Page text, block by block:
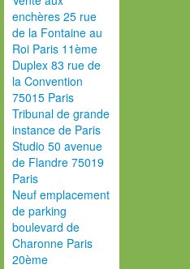
enchères 25 rue
de la Fontaine au
Roi Paris 11ème
Duplex 83 rue de
la Convention
75015 Paris
Tribunal de grande
instance de Paris
Studio 50 avenue
de Flandre 75019
Paris
Neuf emplacement
de parking
boulevard de
Charonne Paris
20ème